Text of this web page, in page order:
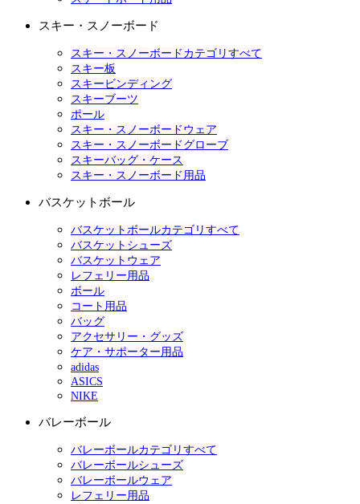
スキー・スノーボード
スキー・スノーボードカテゴリすべて
スキー板
スキービンディング
スキーブーツ
ポール
スキー・スノーボードウェア
スキー・スノーボードグローブ
スキーバッグ・ケース
スキー・スノーボード用品
バスケットボール
バスケットボールカテゴリすべて
バスケットシューズ
バスケットウェア
レフェリー用品
ボール
コート用品
バッグ
アクセサリー・グッズ
ケア・サポーター用品
adidas
ASICS
NIKE
バレーボール
バレーボールカテゴリすべて
バレーボールシューズ
バレーボールウェア
レフェリー用品